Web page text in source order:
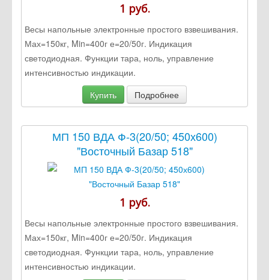
1 руб.
Весы напольные электронные простого взвешивания.
Мах=150кг, Min=400г е=20/50г. Индикация
светодиодная. Функции тара, ноль, управление
интенсивностью индикации.
Купить
Подробнее
МП 150 ВДА Ф-3(20/50; 450х600)
"Восточный Базар 518"
1 руб.
Весы напольные электронные простого взвешивания.
Мах=150кг, Min=400г е=20/50г. Индикация
светодиодная. Функции тара, ноль, управление
интенсивностью индикации.